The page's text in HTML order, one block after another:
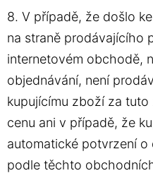
8. V případě, že došlo
na straně prodávajícího
internetovém obchodě,
objednávání, není
kupujícímu zboží za
cenu ani v případě, že
automatické potvrzení
podle těchto